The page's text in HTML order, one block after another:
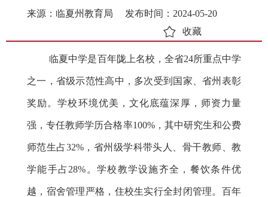
来源：临夏州教育局
发布时间：2024-05-20
收藏
临夏中学是百年陇上名校，全省24所重点中学
之一，省级示范性高中，多次受到国家、省州表彰
奖励。学校环境优美，文化底蕴深厚，师资力量
强，专任教师学历合格率100%，其中研究生和公费
师范生占32%，省州级学科带头人、骨干教师、教
学能手占28%。学校教学设施齐全，餐饮条件优
越，宿舍管理严格，住校生实行全封闭管理。 百年